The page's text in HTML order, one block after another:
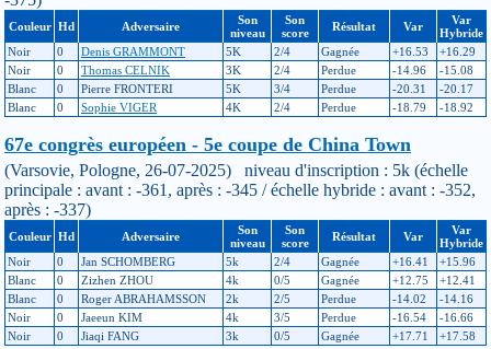
Couleur Hd Adversaire
Son
niveau
Son
score
Résultat Var
Var
Hybride
Noir
0 Denis GRAMMONT 5K 2/4 Gagnée +16.53
+16.29
Noir
0 Thomas CELNIK 3K 2/4 Perdue -14.96
-15.08
Blanc
0 Pierre FRONTERI 5K 3/4 Perdue -20.31
-20.17
Blanc
0 Sophie VIGER 4K 2/4 Perdue -18.79 -18.92
67e congrès européen - 5e coupe de China Town
(Varsovie, Pologne, 26-07-2025) niveau d'inscription : 5k (échelle
principale : avant : -361, après : -345 / échelle hybride : avant : -352,
après : -337)
Couleur Hd Adversaire
Son
niveau
Son
score
Résultat Var
Var
Hybride
Noir
0 Jan SCHOMBERG 5k 2/4 Gagnée +16.41
+15.96
Blanc
0 Zizhen ZHOU 4k 0/5 Gagnée +12.75
+12.41
Blanc
0 Roger ABRAHAMSSON 2k 2/5 Perdue -14.02
-14.16
Noir
0 Jaeeun KIM 4k 3/5 Perdue -16.54
-16.66
Noir
0 Jiaqi FANG 3k 0/5 Gagnée +17.71 +17.58